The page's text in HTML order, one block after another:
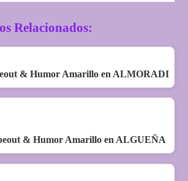
Relacionados:
& Humor Amarillo en ALMORADI
& Humor Amarillo en ALGUEÑA